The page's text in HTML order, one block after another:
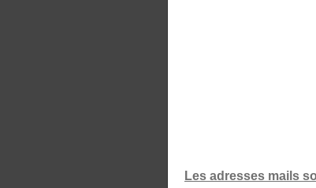
Les adresses mails